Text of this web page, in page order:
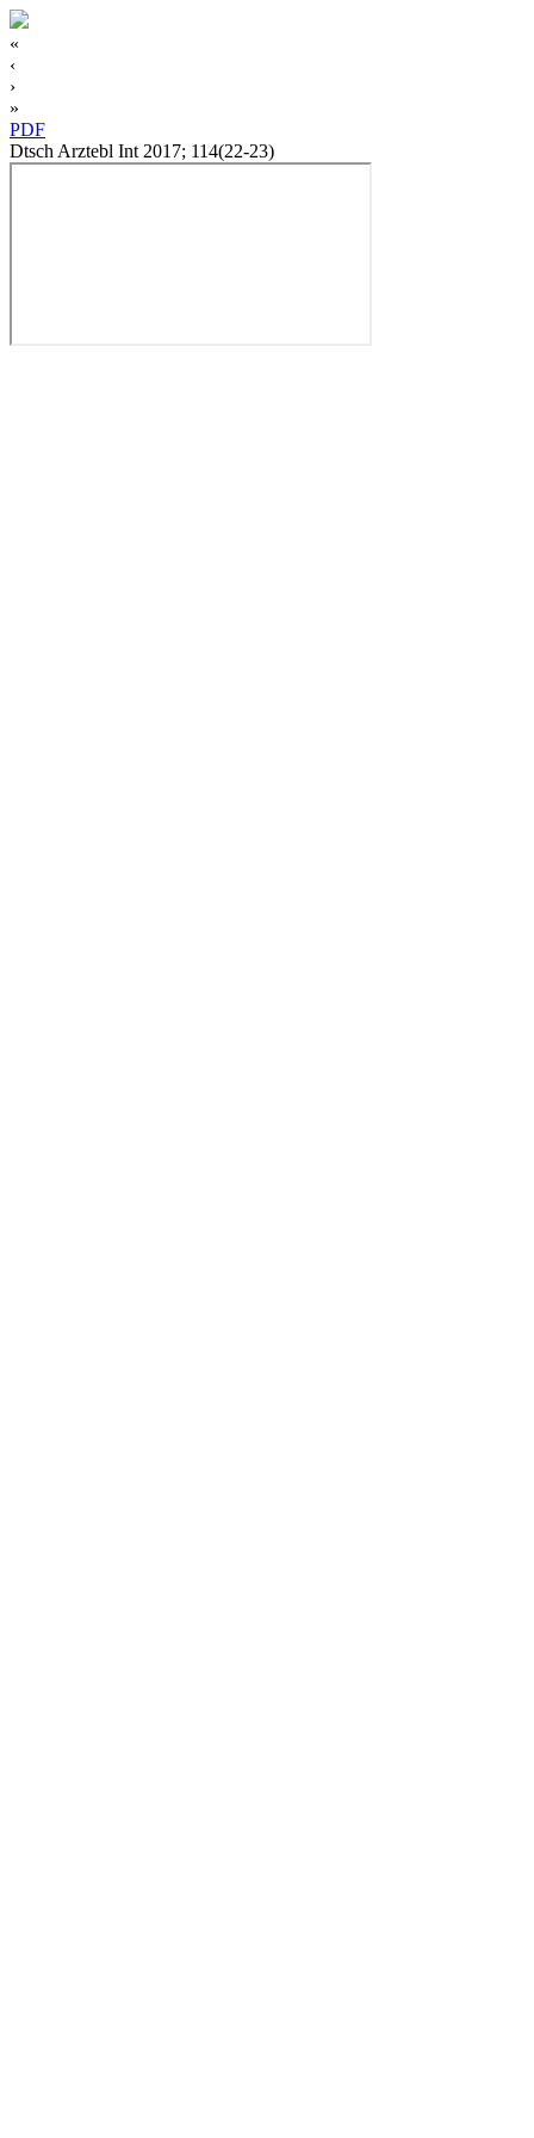
«
‹
›
»
PDF
Dtsch Arztebl Int 2017; 114(22-23)